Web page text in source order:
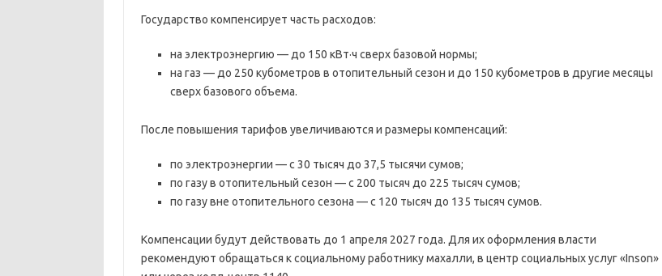
Государство компенсирует часть расходов:
на электроэнергию — до 150 кВт·ч сверх базовой нормы;
на газ — до 250 кубометров в отопительный сезон и до 150 кубометров в другие месяцы
сверх базового объема.
После повышения тарифов увеличиваются и размеры компенсаций:
по электроэнергии — с 30 тысяч до 37,5 тысячи сумов;
по газу в отопительный сезон — с 200 тысяч до 225 тысяч сумов;
по газу вне отопительного сезона — с 120 тысяч до 135 тысяч сумов.
Компенсации будут действовать до 1 апреля 2027 года. Для их оформления власти
рекомендуют обращаться к социальному работнику махалли, в центр социальных услуг «Inson»